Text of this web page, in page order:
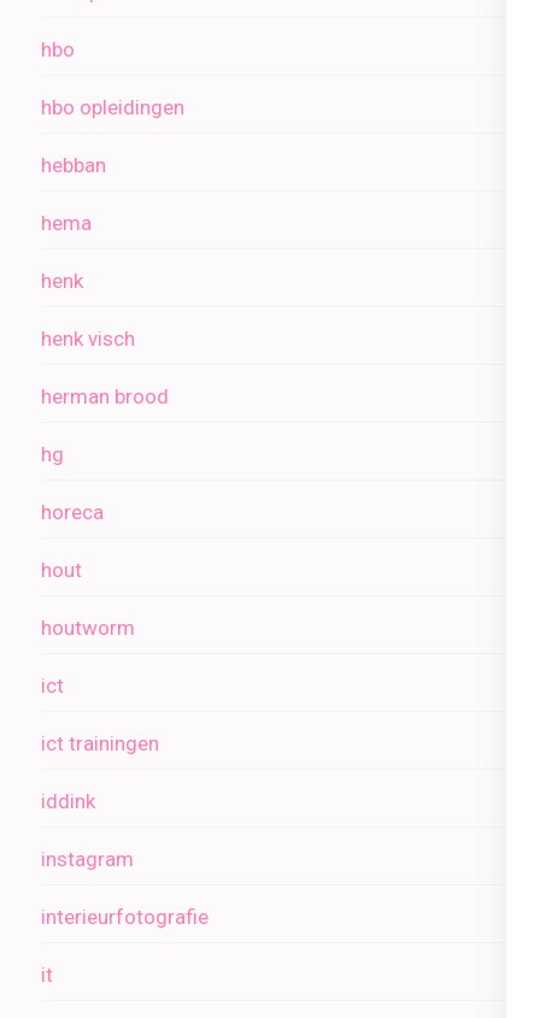
hbo
hbo opleidingen
hebban
hema
henk
henk visch
herman brood
hg
horeca
hout
houtworm
ict
ict trainingen
iddink
instagram
interieurfotografie
it